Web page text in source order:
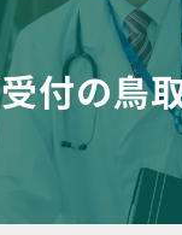
付の鳥